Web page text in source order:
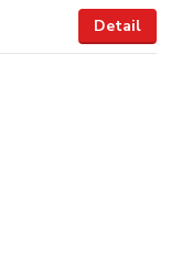
Detail